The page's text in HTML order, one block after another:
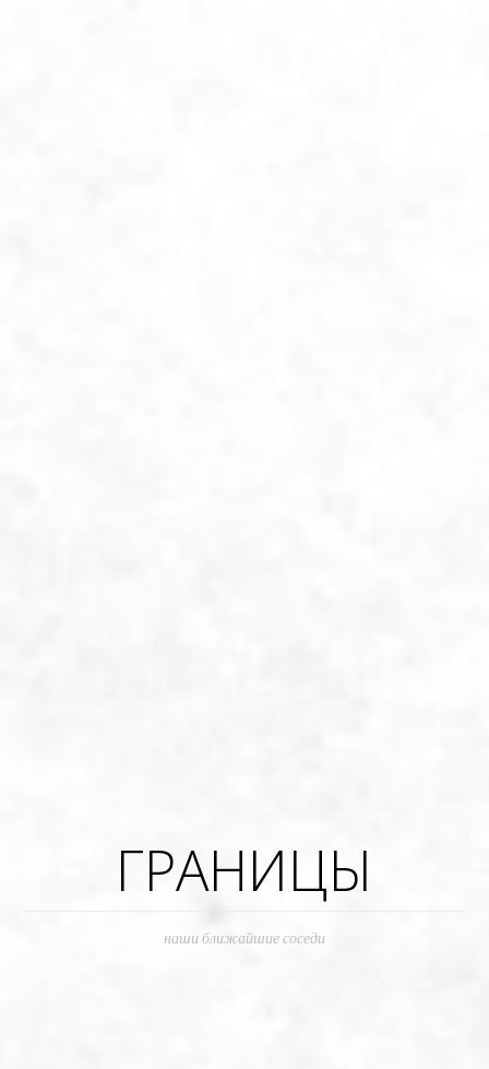
ГРАНИЦЫ
наши ближайшие соседи